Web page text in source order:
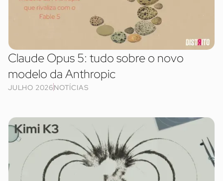
Claude Opus 5: tudo sobre o novo
modelo da Anthropic
JULHO 2026NOTÍCIAS